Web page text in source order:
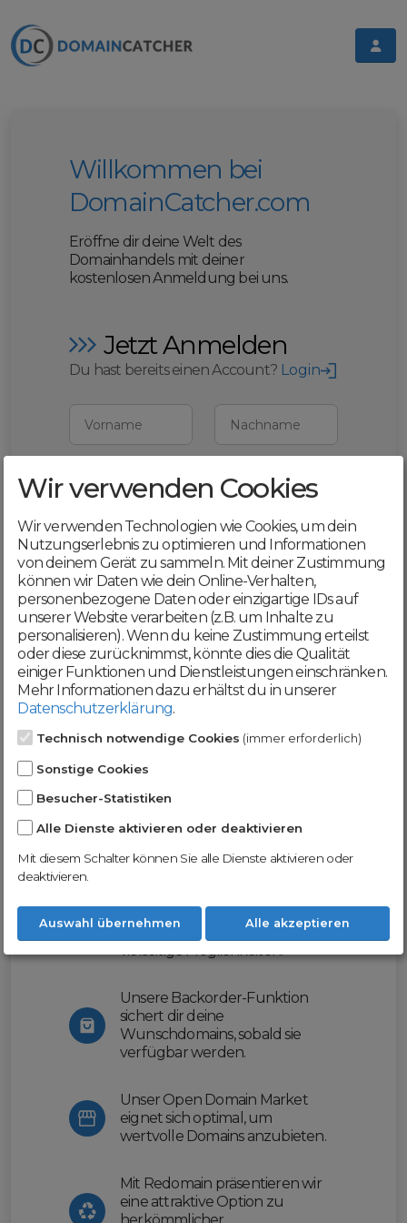
Willkommen bei
DomainCatcher.com
Eröffne dir deine Welt des
Domainhandels mit deiner
kostenlosen Anmeldung bei uns.
Jetzt Anmelden
Du hast bereits einen Account? Login
Vorname Nachname
E-Mail
Mit deiner Registrierung bestätigst du,
dass du dieAGBund
Datenschutzerklärung akzeptierst
Weiter
Werde jetzt Teil der
DomainCatcher-
Community!
Nutze unsere Erfahrung und profitiere
erleichtern wir dir den
Domainhandel und bieten dir
vielseitige Möglichkeiten.
Unsere Backorder-Funktion
sichert dir deine
Wunschdomains, sobald sie
verfügbar werden.
Unser Open Domain Market
eignet sich optimal, um
wertvolle Domains anzubieten.
Mit Redomain präsentieren wir
eine attraktive Option zu
Wir verwenden Cookies
Wir verwenden Technologien wie Cookies, um dein
Nutzungserlebnis zu optimieren und Informationen
von deinem Gerät zu sammeln. Mit deiner Zustimmung
können wir Daten wie dein Online-Verhalten,
personenbezogene Daten oder einzigartige IDs auf
unserer Website verarbeiten (z.B. um Inhalte zu
personalisieren). Wenn du keine Zustimmung erteilst
oder diese zurücknimmst, könnte dies die Qualität
einiger Funktionen und Dienstleistungen einschränken.
Mehr Informationen dazu erhältst du in unserer
Datenschutzerklärung.
Technisch notwendige Cookies (immer erforderlich)
Sonstige Cookies
Besucher-Statistiken
Alle Dienste aktivieren oder deaktivieren
Mit diesem Schalter können Sie alle Dienste aktivieren oder
deaktivieren.
Auswahl übernehmen Alle akzeptieren